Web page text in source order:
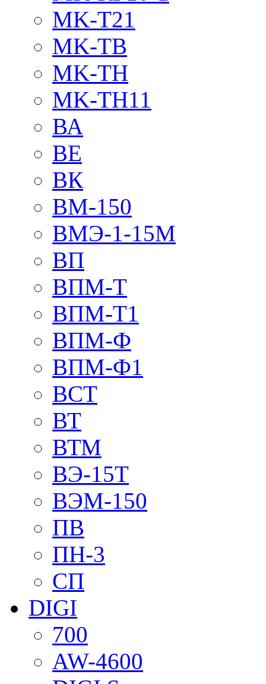
MK-T21
MK-TB
MK-TH
MK-TH11
ВА
ВЕ
ВК
ВМ-150
ВМЭ-1-15М
ВП
ВПМ-Т
ВПМ-Т1
ВПМ-Ф
ВПМ-Ф1
ВСТ
ВТ
ВТМ
ВЭ-15Т
ВЭМ-150
ПВ
ПН-3
СП
DIGI
700
AW-4600